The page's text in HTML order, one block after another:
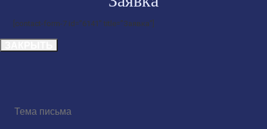
[contact-form-7 id=”6141″ title=”Заявка”]
письма